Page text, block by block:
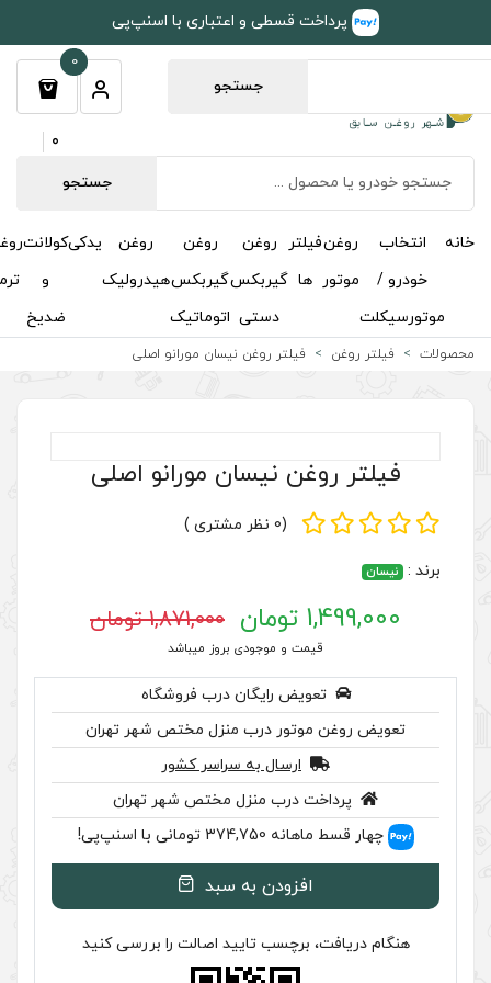
و اعتباری با اسنپ‌پی
جستجو
روغن
دستی
روغن
گیربکس
اتوماتیک
روغن
هیدرولیک
یدکی کولانت
و
ضدیخ
روغن
ترمز
مکمل
و
اکتان
خوشبوکنندهدربارهتماس
با ما
روغن نیسان مورانو اصلی
مورانو اصلی
1,871,000 تومان
درب فروشگاه
درب منزل مختص شهر تهران
منزل مختص شهر تهران
تایید اصالت را بررسی کنید